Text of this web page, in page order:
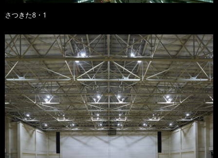
さつきた8・1